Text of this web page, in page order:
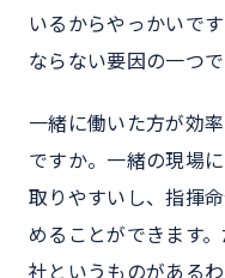
いるからやっかいで
ならない要因の一つ
一緒に働いた方が効
ですか。一緒の現場
取りやすいし、指揮
めることができます
社というものがあるわ